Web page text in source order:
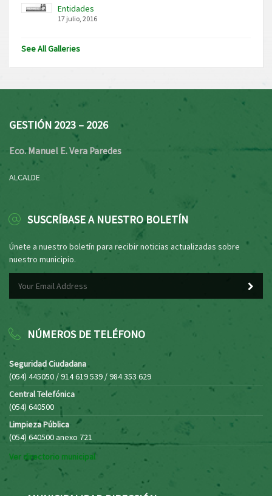
Entidades
17 julio, 2016
See All Galleries
GESTIÓN 2023 – 2026
Eco. Manuel E. Vera Paredes
ALCALDE
SUSCRÍBASE A NUESTRO BOLETÍN
Únete a nuestro boletín para recibir noticias actualizadas sobre
nuestro municipio.
NÚMEROS DE TELÉFONO
Seguridad Ciudadana
(054) 445050 / 914 619 539 / 984 353 629
Central Telefónica
(054) 640500
Limpieza Pública
(054) 640500 anexo 721
Ver directorio municipal